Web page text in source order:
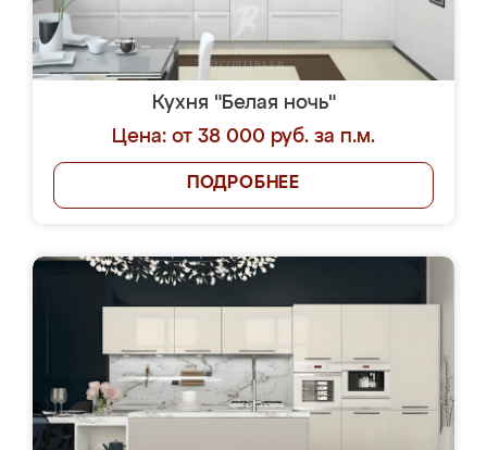
Кухня "Белая ночь"
Цена: от 38 000 руб. за п.м.
ПОДРОБНЕЕ